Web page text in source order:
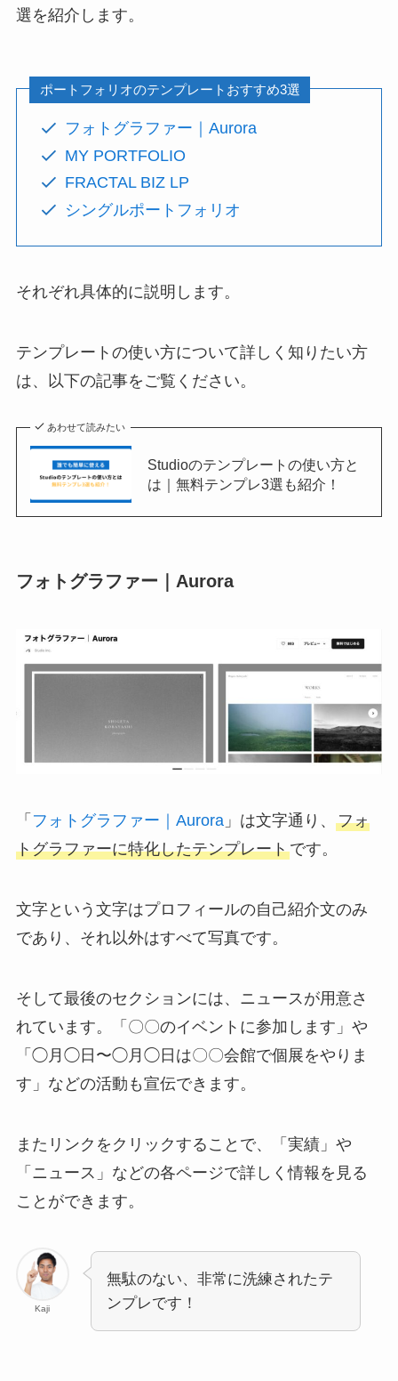
選を紹介します。
ポートフォリオのテンプレートおすすめ3選
フォトグラファー｜Aurora
MY PORTFOLIO
FRACTAL BIZ LP
シングルポートフォリオ
それぞれ具体的に説明します。
テンプレートの使い方について詳しく知りたい方
は、以下の記事をご覧ください。
あわせて読みたい
Studioのテンプレートの使い方と
は｜無料テンプレ3選も紹介！
フォトグラファー｜Aurora
「 フォトグラファー｜Aurora」は文字通り、 フォ
トグラファーに特化したテンプレートです。
文字という文字はプロフィールの自己紹介文のみ
であり、それ以外はすべて写真です。
そして最後のセクションには、ニュースが用意さ
れています。「〇〇のイベントに参加します」や
「◯月◯日〜◯月◯日は〇〇会館で個展をやりま
す」などの活動も宣伝できます。
またリンクをクリックすることで、「実績」や
「ニュース」などの各ページで詳しく情報を見る
ことができます。
Kaji
無駄のない、非常に洗練されたテ
ンプレです！